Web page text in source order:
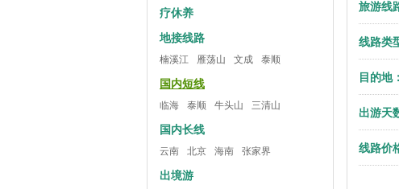
疗休养
地接线路
楠溪江 雁荡山 文成 泰顺
国内短线
临海 泰顺 牛头山 三清山
国内长线
云南 北京 海南 张家界
出境游
旅游线
线路类
目的地：
出游天
线路价